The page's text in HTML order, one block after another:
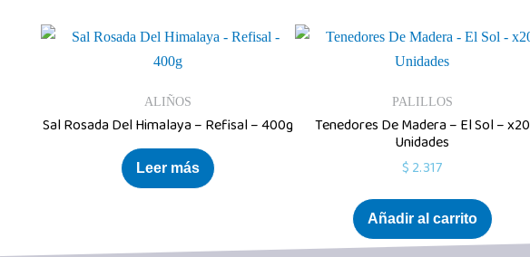
ALIÑOS
Sal Rosada Del Himalaya – Refisal – 400g
Leer más
PALILLOS
Tenedores De Madera – El Sol – x20
Unidades
$ 2.317
Añadir al carrito